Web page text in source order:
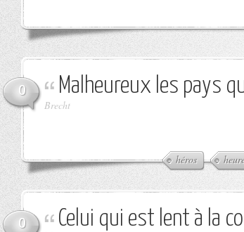
0 Malheureux les pays
Brecht
héros
0 Celui qui est lent à la